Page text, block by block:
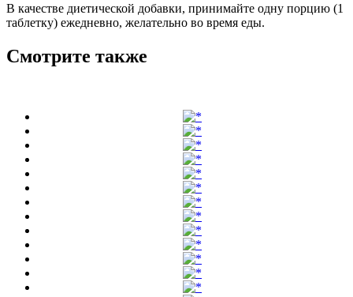
В качестве диетической добавки, принимайте одну порцию (1
таблетку) ежедневно, желательно во время еды.
Смотрите также